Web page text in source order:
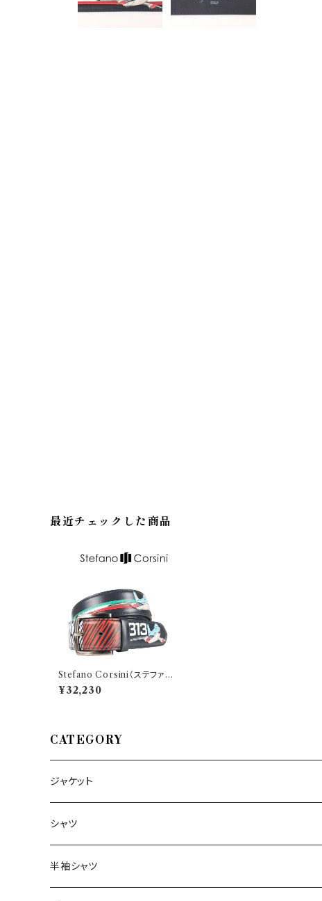
最近チェックした商品
Stefano Corsini（ステファ
ノ・コルシーニ） ベルト FTFR
ECCE 23970
¥32,230
CATEGORY
ジャケット
～44/S
46/M
シャツ
～44/S
半袖シャツ